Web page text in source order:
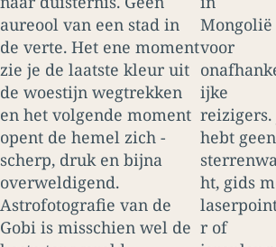
aureool van een stad in
de verte. Het ene moment
zie je de laatste kleur uit
de woestijn wegtrekken
en het volgende moment
opent de hemel zich -
scherp, druk en bijna
overweldigend.
Astrofotografie van de
Gobi is misschien wel de
Mongolië
voor
ijke
reizigers.
hebt geen
ht, gids
r of